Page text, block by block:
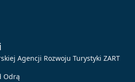
Agencji Rozwoju Turystyki ZART
Odrą